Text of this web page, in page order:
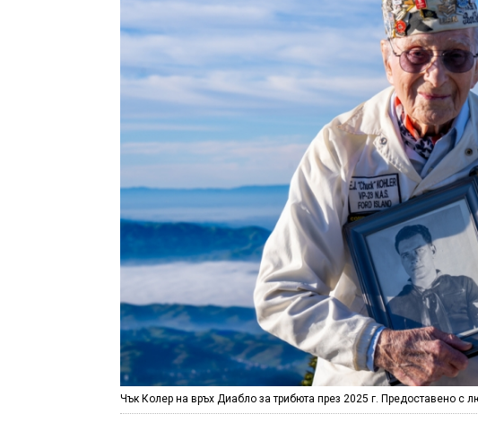
Чък Колер на връх Диабло за трибюта през 2025 г. Предоставено с